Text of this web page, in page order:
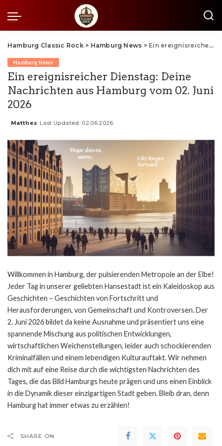
Hamburg Classic Rock> Hamburg News > Ein ereignisreicher Dienstag: Deine Nachrichten aus Hamburg vom 02. Juni 2026
Hamburg News
Ein ereignisreicher Dienstag: Deine
Nachrichten aus Hamburg vom 02. Juni
2026
Posted
Matthes Last Updated: 02.06.2026
Willkommen in Hamburg, der pulsierenden Metropole an der Elbe!
Jeder Tag in unserer geliebten Hansestadt ist ein Kaleidoskop aus
Geschichten – Geschichten von Fortschritt und
Herausforderungen, von Gemeinschaft und Kontroversen. Der
2. Juni 2026 bildet da keine Ausnahme und präsentiert uns eine
spannende Mischung aus politischen Entwicklungen,
wirtschaftlichen Weichenstellungen, leider auch schockierenden
Kriminalfällen und einem lebendigen Kulturauftakt. Wir nehmen
dich mit auf eine Reise durch die wichtigsten Nachrichten des
Tages, die das Bild Hamburgs heute prägen und uns einen Einblick
in die Dynamik dieser einzigartigen Stadt geben. Bleib dran, denn
Hamburg hat immer etwas zu erzählen!
SHARE ON